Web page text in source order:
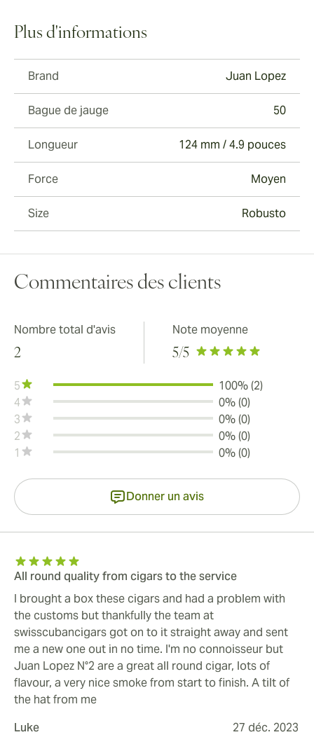
Plus d'informations
Brand Juan Lopez
Bague de jauge 50
Longueur 124 mm / 4.9 pouces
Force Moyen
Size Robusto
Commentaires des clients
Nombre total d'avis
2
Note moyenne
5/5
5
100% (2)
4
0% (0)
3
0% (0)
2
0% (0)
1
0% (0)
Donner un avis
All round quality from cigars to the service
I brought a box these cigars and had a problem with
the customs but thankfully the team at
swisscubancigars got on to it straight away and sent
me a new one out in no time. I'm no connoisseur but
Juan Lopez N°2 are a great all round cigar, lots of
flavour, a very nice smoke from start to finish. A tilt of
the hat from me
Luke
27 déc. 2023